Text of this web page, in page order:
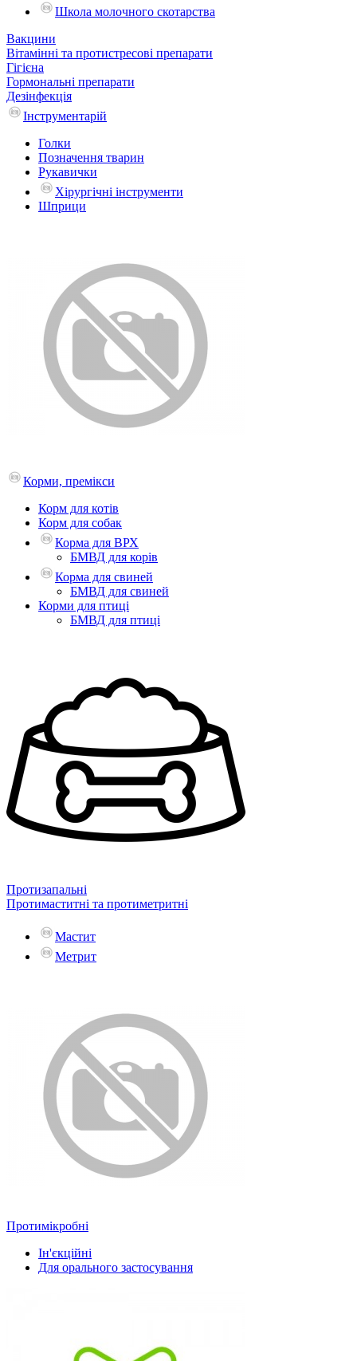
Школа молочного скотарства
Вакцини
Вітамінні та протистресові препарати
Гігієна
Гормональні препарати
Дезінфекція
Інструментарій
Голки
Позначення тварин
Рукавички
Хірургічні інструменти
Шприци
Корми, премікси
Корм для котів
Корм для собак
Корма для ВРХ
БМВД для корів
Корма для свиней
БМВД для свиней
Корми для птиці
БМВД для птиці
Протизапальні
Протимаститні та протиметритні
Мастит
Метрит
Протимікробні
Ін'єкційні
Для орального застосування